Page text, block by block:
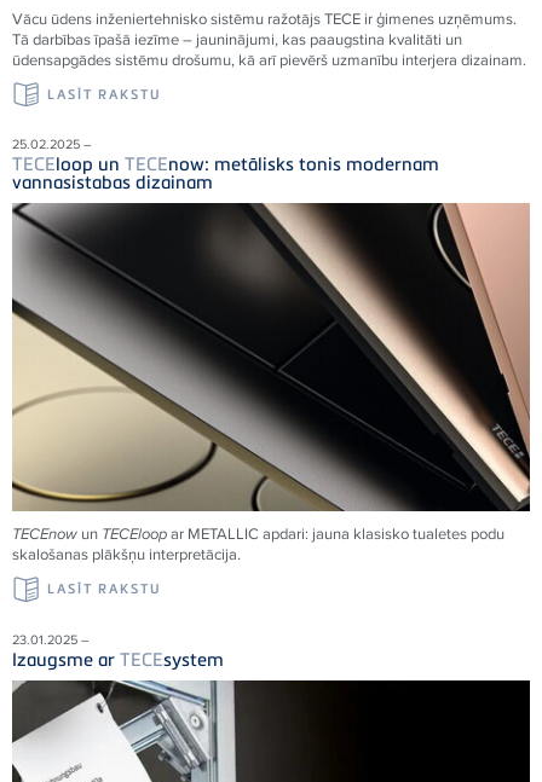
Vācu ūdens inženiertehnisko sistēmu ražotājsTECE ir ģimenes uzņēmums.
Tā darbības īpašā iezīme – jauninājumi, kas paaugstina kvalitāti un
ūdensapgādes sistēmu drošumu, kā arī pievērš uzmanību interjera dizainam.
LASĪT RAKSTU
25.02.2025 –
TECEloop un TECEnow: metālisks tonis modernam
vannasistabas dizainam
TECEnow un TECEloopar METALLIC apdari: jauna klasisko tualetes podu
skalošanas plākšņu interpretācija.
LASĪT RAKSTU
23.01.2025 –
Izaugsme ar TECEsystem